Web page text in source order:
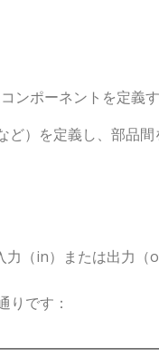
ンポーネントを定義す
ど）を定義し、部品間
力（in）または出力（
りです：